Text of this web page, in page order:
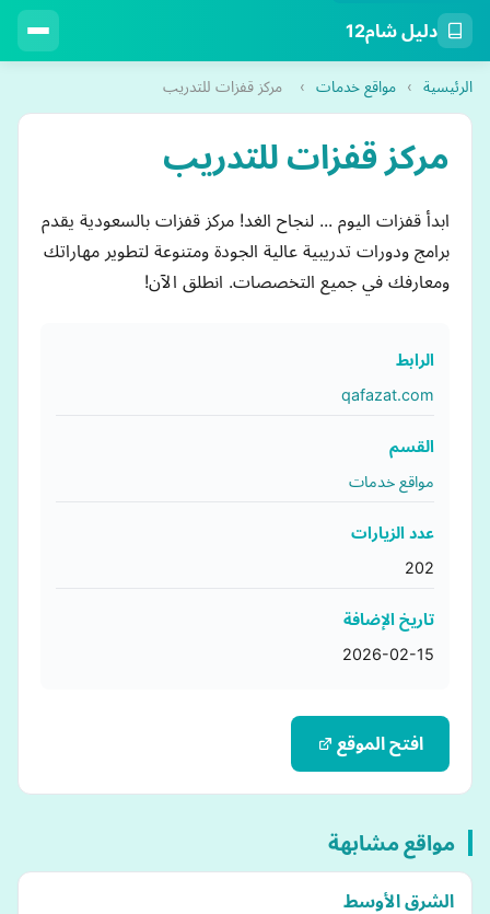
دليل شام12
الرئيسية › مواقع خدمات › مركز قفزات للتدريب
مركز قفزات للتدريب
ابدأ قفزات اليوم ... لنجاح الغد! مركز قفزات بالسعودية يقدم
برامج ودورات تدريبية عالية الجودة ومتنوعة لتطوير مهاراتك
ومعارفك في جميع التخصصات. انطلق الآن!
الرابط
qafazat.com
القسم
مواقع خدمات
عدد الزيارات
202
تاريخ الإضافة
2026-02-15
افتح الموقع
مواقع مشابهة
الشرق الأوسط